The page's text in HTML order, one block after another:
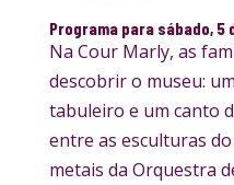
Programa para sábado, 5
Na Cour Marly, as
descobrir o museu:
tabuleiro e um canto
entre as esculturas do
metais da Orquestra